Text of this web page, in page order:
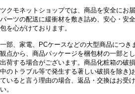
ツクモネットショップでは、商品を安全にお
パーツの配送に緩衝材を敷き詰め、安心・安
包を心がけております。
一部、家電、PCケースなどの大型商品につき
観点から、商品パッケージを梱包材の一部と
出荷する場合がございます。商品化粧箱の破
中のトラブル等で発生する著しい破損を除き)
ていると言う理由の場合、返品・交換はお受
い。